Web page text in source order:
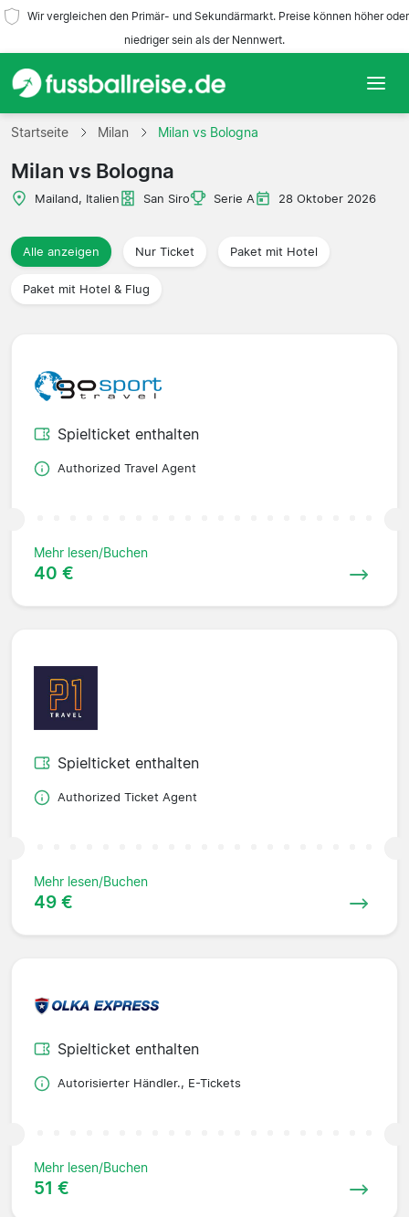
Wir vergleichen den Primär- und Sekundärmarkt. Preise können höher oder
niedriger sein als der Nennwert.
Startseite
Mannschaften
Reisebüros
Startseite Milan Milan vs Bologna
Milan vs Bologna
Mailand, Italien San Siro Serie A 28 Oktober 2026
Alle anzeigen Nur Ticket Paket mit Hotel
Paket mit Hotel & Flug
Spielticket enthalten
Authorized Travel Agent
Mehr lesen/Buchen
40 €
Spielticket enthalten
Authorized Ticket Agent
Mehr lesen/Buchen
49 €
Spielticket enthalten
Autorisierter Händler., E-Tickets
Mehr lesen/Buchen
51 €